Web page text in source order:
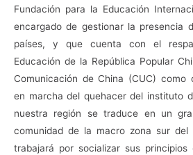
Fundación para la Educación
encargado de gestionar la presencia
países, y que cuenta con el
Educación de la República Popular
Comunicación de China (CUC) como
en marcha del quehacer del instituto
nuestra región se traduce en un
comunidad de la macro zona sur del
trabajará por socializar sus principios